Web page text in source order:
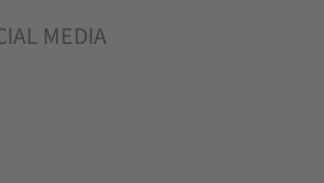
MEDIA